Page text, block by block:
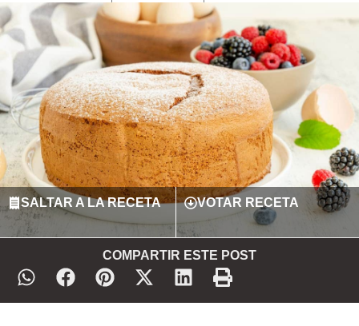
SALTAR A LA RECETA VOTAR RECETA
COMPARTIR ESTE POST